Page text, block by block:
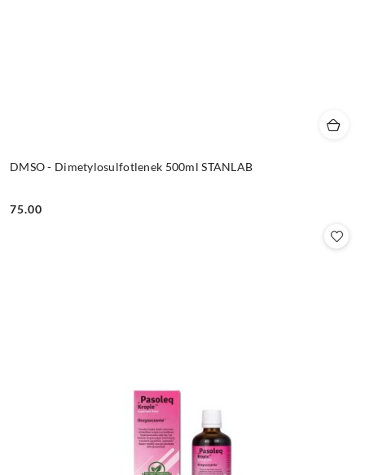
DMSO - Dimetylosulfotlenek 500ml STANLAB
Cena:
75.00